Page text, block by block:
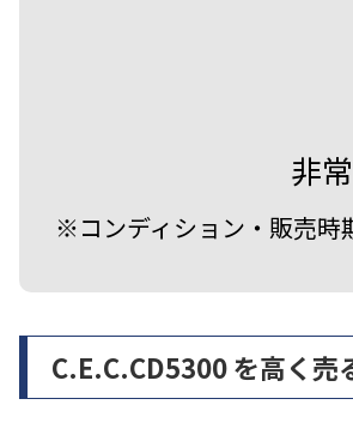
非
※コンディション・販売時
C.E.C.CD5300 を高く売